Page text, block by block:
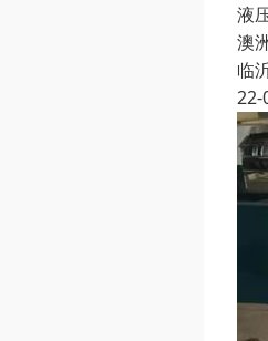
液
澳
临
22-